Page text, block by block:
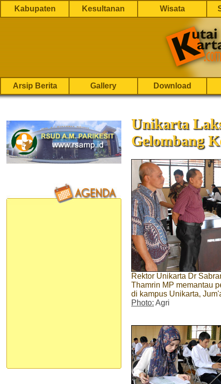
Kabupaten Kesultanan Wisata
Arsip Berita Gallery Download
Unikarta
Gelombang
Rektor Unikarta Dr
Thamrin MP memantau
di kampus Unikarta,
Photo: Agri